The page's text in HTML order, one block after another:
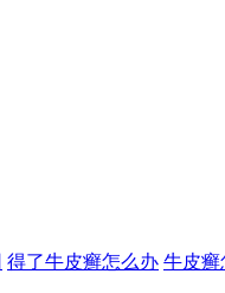
得了牛皮癣怎么办 牛皮癣